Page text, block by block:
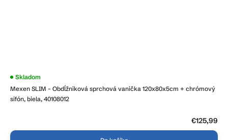
Mexen SLIM - Obdĺžniková sprchová vanička 120x80x5cm + chrómový
sifón, biela, 40108012
Skladom
€125,99